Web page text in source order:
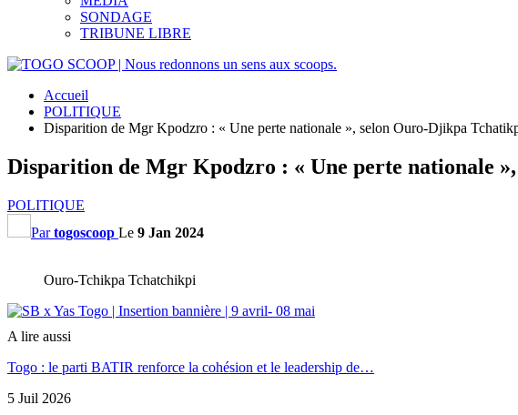
SONDAGE
TRIBUNE LIBRE
Accueil
POLITIQUE
Disparition de Mgr Kpodzro : « Une perte nationale », selon Ouro-Djikpa
Disparition de Mgr Kpodzro : « Une perte nationale
POLITIQUE
Partogoscoop Le 9 Jan 2024
Ouro-Tchikpa Tchatchikpi
A lire aussi
Togo : le parti BATIR renforce la cohésion et le leadership de…
5 Juil 2026